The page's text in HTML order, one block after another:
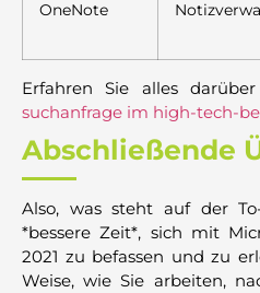
OneNote
Erfahren Sie alles
suchanfrage im high-tech-
Abschließende
Also, was steht auf der
*bessere Zeit*, sich mit
2021 zu befassen und zu
Weise, wie Sie arbeiten,